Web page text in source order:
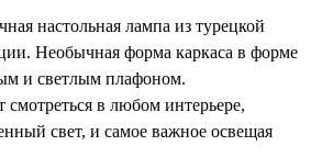
Марокко
Мозаика
настольная лампа из турецкой
Необычная форма каркаса в форме
и светлым плафоном.
смотреться в любом интерьере,
свет, и самое важное освещая